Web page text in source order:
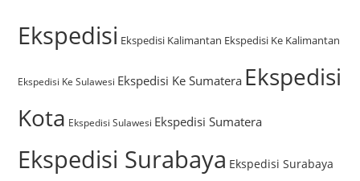
Ekspedisi Ekspedisi Kalimantan Ekspedisi Ke Kalimantan
Ekspedisi Ke Sulawesi Ekspedisi Ke Sumatera Ekspedisi
Kota Ekspedisi Sulawesi Ekspedisi Sumatera
Ekspedisi Surabaya Ekspedisi Surabaya